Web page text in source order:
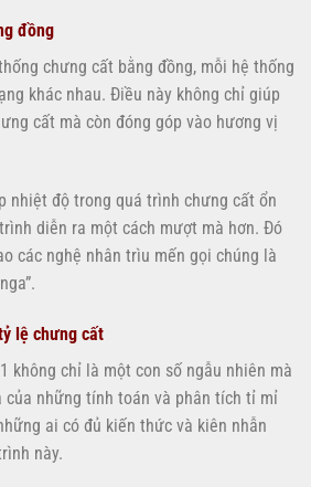
đồng
chưng cất bằng đồng, mỗi hệ thống
khác nhau. Điều này không chỉ giúp
cất mà còn đóng góp vào hương vị
nhiệt độ trong quá trình chưng cất ổn
diễn ra một cách mượt mà hơn. Đó
các nghệ nhân trìu mến gọi chúng là
lệ chưng cất
không chỉ là một con số ngẫu nhiên mà
những tính toán và phân tích tỉ mỉ
ai có đủ kiến thức và kiên nhẫn
này.